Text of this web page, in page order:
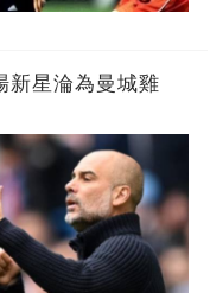
新星淪為曼城雞